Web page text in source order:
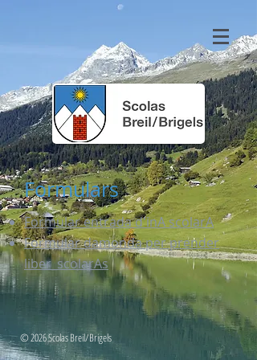
Formulars
Formular entrada d'inA scolarA
Formular damonda per prender
liber_scolarAs​
© 2026 Scolas Breil/Brigels